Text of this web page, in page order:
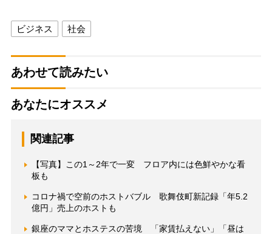
ビジネス 社会
あわせて読みたい
あなたにオススメ
関連記事
【写真】この1～2年で一変 フロア内には色鮮やかな看
板も
コロナ禍で空前のホストバブル 歌舞伎町新記録「年5.2
億円」売上のホストも
銀座のママとホステスの苦境 「家賃払えない」「昼は